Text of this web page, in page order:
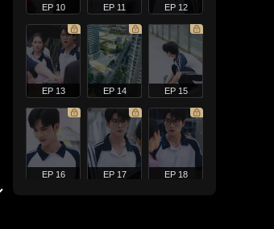
EP 10 EP 11 EP 12
EP 13 EP 14 EP 15
EP 16 EP 17 EP 18